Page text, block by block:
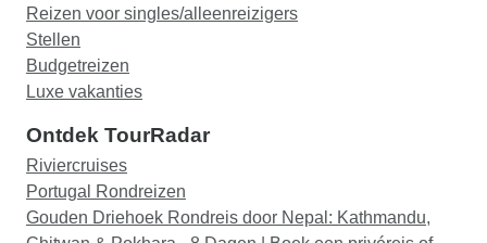
Reizen voor singles/alleenreizigers
Stellen
Budgetreizen
Luxe vakanties
Ontdek TourRadar
Riviercruises
Portugal Rondreizen
Gouden Driehoek Rondreis door Nepal: Kathmandu,